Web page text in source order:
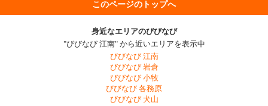
このページのトップへ
身近なエリアのびびなび
"びびなび 江南" から近いエリアを表示中
びびなび 江南
びびなび 岩倉
びびなび 小牧
びびなび 各務原
びびなび 犬山